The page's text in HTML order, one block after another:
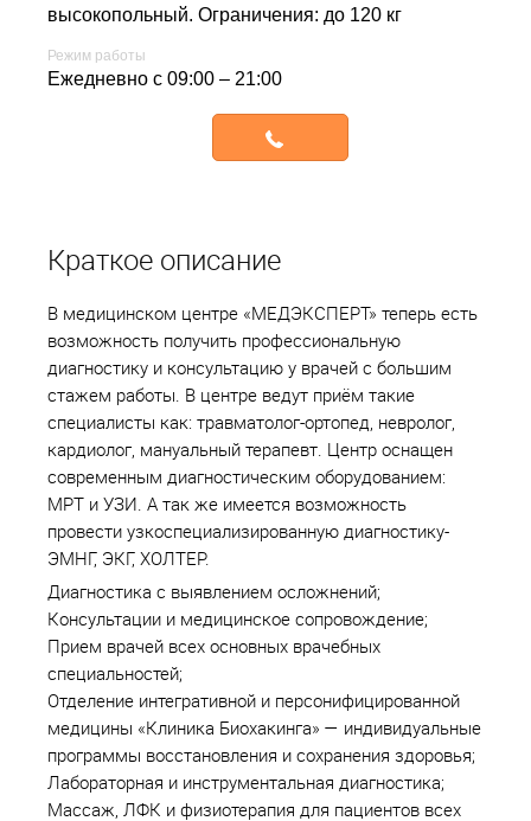
высокопольный. Ограничения: до 120 кг
Режим работы
Ежедневно с 09:00 – 21:00
Краткое описание
В медицинском центре «МЕДЭКСПЕРТ» теперь есть
возможность получить профессиональную
диагностику и консультацию у врачей с большим
стажем работы. В центре ведут приём такие
специалисты как: травматолог-ортопед, невролог,
кардиолог, мануальный терапевт. Центр оснащен
современным диагностическим оборудованием:
МРТ и УЗИ. А так же имеется возможность
провести узкоспециализированную диагностику-
ЭМНГ, ЭКГ, ХОЛТЕР.
Диагностика с выявлением осложнений;
Консультации и медицинское сопровождение;
Прием врачей всех основных врачебных
специальностей;
Отделение интегративной и персонифицированной
медицины «Клиника Биохакинга» — индивидуальные
программы восстановления и сохранения здоровья;
Лабораторная и инструментальная диагностика;
Массаж, ЛФК и физиотерапия для пациентов всех